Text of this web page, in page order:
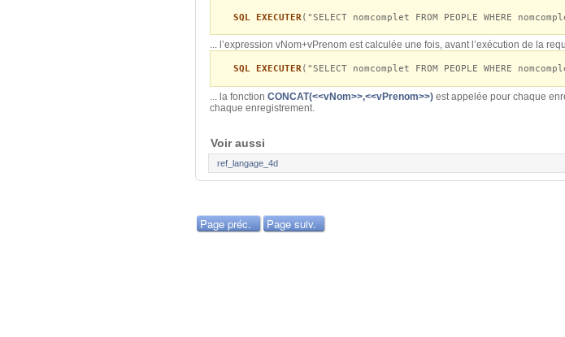
SQL EXECUTER("SELECT nomcomplet FROM PEOPLE WHERE
... l’expression vNom+vPrenom est calculée une fois, avant l’exécution de la
SQL EXECUTER("SELECT nomcomplet FROM PEOPLE WHERE
... la fonction CONCAT(<<vNom>>,<<vPrenom>>) est appelée pour chaque
chaque enregistrement.
Voir aussi
ref_langage_4d
Page préc. Page suiv.